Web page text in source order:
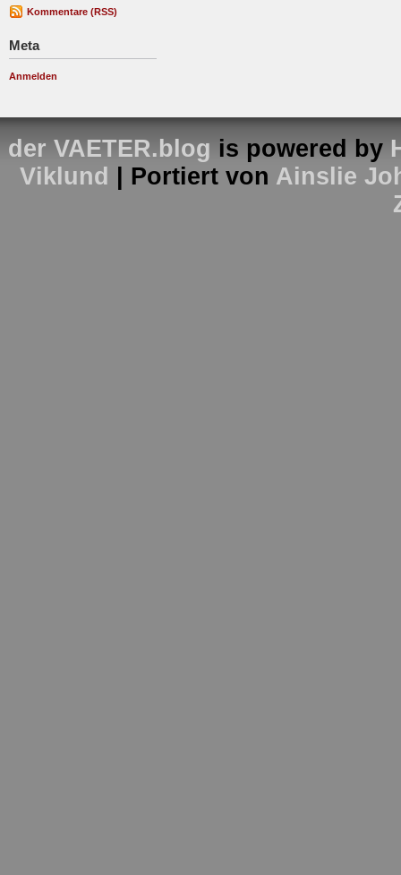
Kommentare (RSS)
Meta
Anmelden
der VAETER.blog is powered by
Viklund
| Portiert von Ainslie